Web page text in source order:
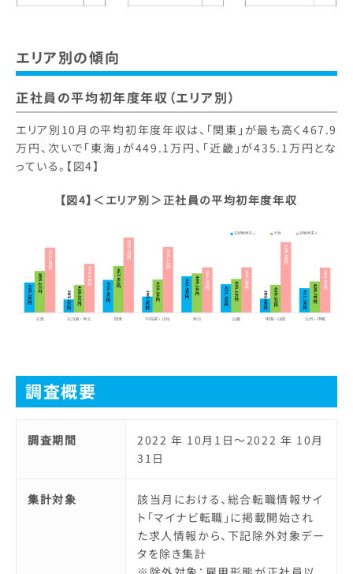
エリア別の傾向
正社員の平均初年度年収（エリア別）
エリア別10月の平均初年度年収は、「関東」が最も高く467.9
万円、次いで「東海」が449.1万円、「近畿」が435.1万円とな
っている。【図4】
【図4】＜エリア別＞正社員の平均初年度年収
調査概要
調査期間
2022 年 10月1日～2022 年 10月
31日
集計対象
該当月における、総合転職情報サイ
ト「マイナビ転職」に掲載開始され
た求人情報から、下記除外対象デー
タを除き集計